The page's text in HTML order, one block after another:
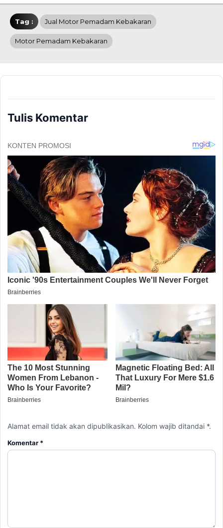
Tag : Jual Motor Pemadam Kebakaran
Motor Pemadam Kebakaran
Tulis Komentar
Alamat email tidak akan dipublikasikan. Kolom wajib ditandai *.
Komentar *